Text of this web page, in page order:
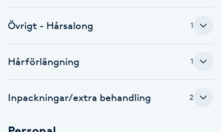
E
Enzympeeling
Extensions
Övrigt - Hårsalong 1
Hårförlängning 1
Inpackningar/extra behandling 2